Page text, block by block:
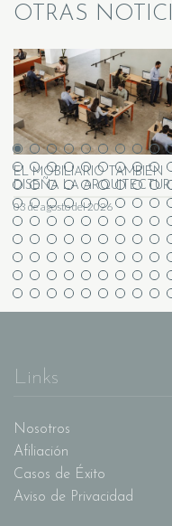
OTRAS
EL MOBILIARIO TAMBIÉN
DISEÑA LA
03 de agosto del 2026
Links
Nosotros
Afiliación
Casos de Éxito
Aviso de Privacidad